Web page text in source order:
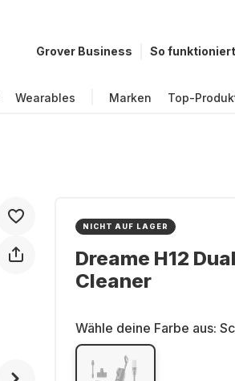
Grover Business So
Wearables Marken Top-
NICHT AUF LAGER
Dreame H12
Cleaner
Wähle deine Farbe aus: